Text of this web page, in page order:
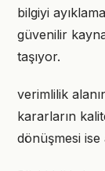
bilgiyi
güvenilir
taşıyor.
verimlilik
kararların
dönüşmesi ise